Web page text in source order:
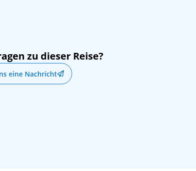
zu dieser Reise?
eine Nachricht